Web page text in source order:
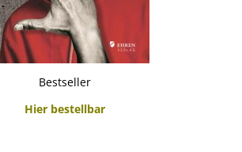
Bestseller
Hier bestellbar